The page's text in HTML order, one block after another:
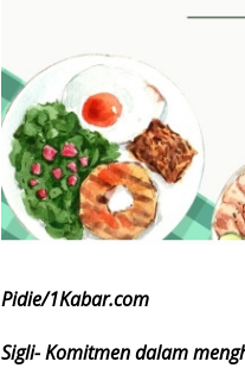
Pidie/1Kabar.com
Sigli- Komitmen dalam